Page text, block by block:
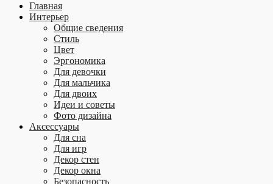
Главная
Интерьер
Общие сведения
Стиль
Цвет
Эргономика
Для девочки
Для мальчика
Для двоих
Идеи и советы
Фото дизайна
Аксессуары
Для сна
Для игр
Декор стен
Декор окна
Безопасность